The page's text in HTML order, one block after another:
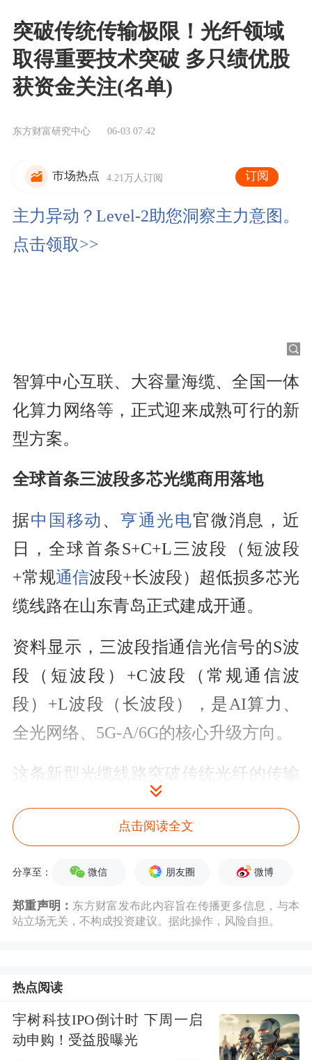
突破传统传输极限！光纤领域
取得重要技术突破 多只绩优股
获资金关注(名单)
东方财富研究中心 06-03 07:42
市场热点 4.21万人订阅 订阅
主力异动？Level-2助您洞察主力意图。
点击领取>>
智算中心互联、大容量海缆、全国一体
化算力网络等，正式迎来成熟可行的新
型方案。
全球首条三波段多芯光缆商用落地
据中国移动 、亨通光电官微消息，近
日，全球首条S+C+L三波段（短波段
+常规通信波段+长波段）超低损多芯光
缆线路在山东青岛正式建成开通。
资料显示，三波段指通信光信号的S波
段（短波段）+C波段（常规通信波
段）+L波段（长波段），是AI算力、
全光网络、5G-A/6G的核心升级方向。
这条新型光缆线路突破传统光纤的传输
容量极限，标志着我国空分复用光纤与
多波段融合技术迈入商用化新阶段，为
据悉，传统光纤受限于纤芯数目与可用
缆创新采用四芯光纤结构，在细如发丝
的光纤内集成4路独立信号通道，并将
超低损耗、大有效面积特性从C、L波
点击阅读全文
分享至： 微信 朋友圈 微博
郑重声明： 东方财富发布此内容旨在传播更多信息，与本
站立场无关，不构成投资建议。据此操作，风险自担。
热点阅读
宇树科技IPO倒计时 下周一启
动申购！受益股曝光